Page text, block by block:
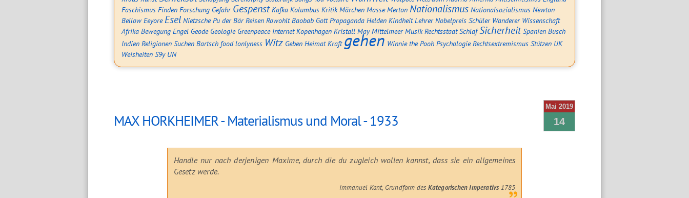
Faschismus Finden Forschung Gefahr Gespenst Kafka Kolumbus Kritik Märchen Masse Merton Nationalismus Nationalsozialismus Newton
Bellow Eeyore Esel Nietzsche Pu der Bär Reisen Rowohlt Baobab Gott Propaganda Helden Kindheit Lehrer Nobelpreis Schüler Wanderer Wissenschaft
Afrika Bewegung Engel Geode Geologie Greenpeace Internet Kopenhagen Kristall May Mittelmeer Musik Rechtsstaat Schlaf Sicherheit Spanien Busch
Indien Religionen Suchen Bartsch food lonlyness Witz Geben Heimat Kraft gehen Winnie the Pooh Psychologie Rechtsextremismus Stützen UK
Weisheiten S9y UN
MAX HORKHEIMER - Materialismus und Moral - 1933
Mai 2019
14
Handle nur nach derjenigen Maxime, durch die du zugleich wollen kannst, dass sie ein allgemeines
Gesetz werde.
Immanuel Kant, Grundform des Kategorischen Imperativs 1785